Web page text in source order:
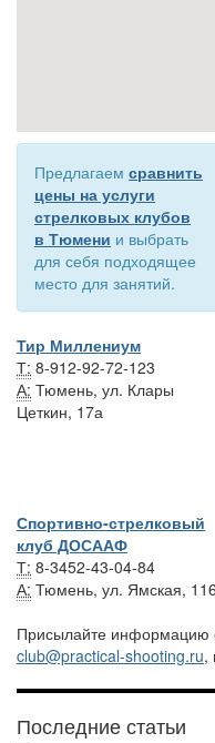
Предлагаем сравнить
цены на услуги
стрелковых клубов
в Тюмени и выбрать
для себя подходящее
место для занятий.
Тир Миллениум
Т: 8-912-92-72-123
А: Тюмень, ул. Клары
Цеткин, 17а
Спортивно-стрелковый
клуб ДОСААФ
Т: 8-3452-43-04-84
А: Тюмень, ул. Ямская,
Присылайте информацию
club@practical-shooting.ru,
Последние статьи